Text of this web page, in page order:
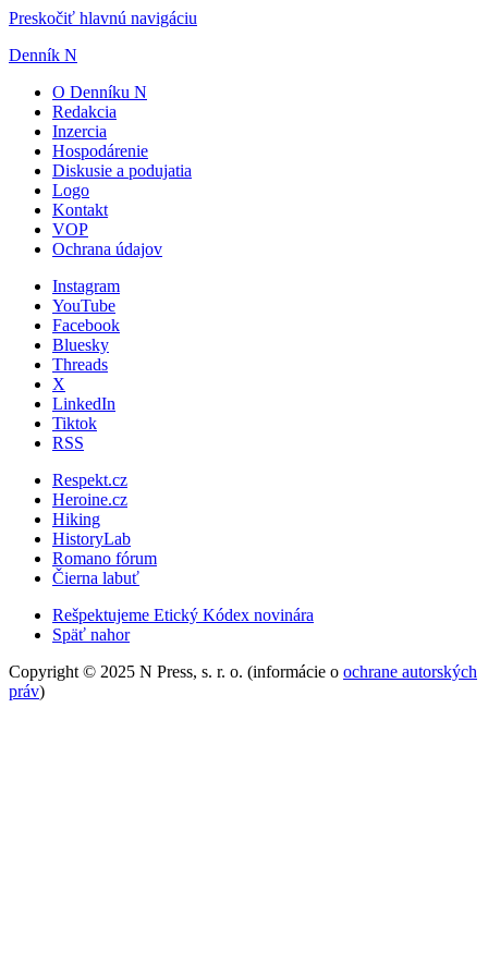
Preskočiť hlavnú navigáciu
Denník N
O Denníku N
Redakcia
Inzercia
Hospodárenie
Diskusie a podujatia
Logo
Kontakt
VOP
Ochrana údajov
Instagram
YouTube
Facebook
Bluesky
Threads
X
LinkedIn
Tiktok
RSS
Respekt.cz
Heroine.cz
Hiking
HistoryLab
Romano fórum
Čierna labuť
Rešpektujeme Etický Kódex novinára
Späť nahor
Copyright © 2025 N Press, s. r. o. (informácie o ochrane autorských
práv)